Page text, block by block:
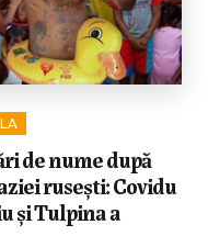
de nume după
rusești: Covidu
și Tulpina a